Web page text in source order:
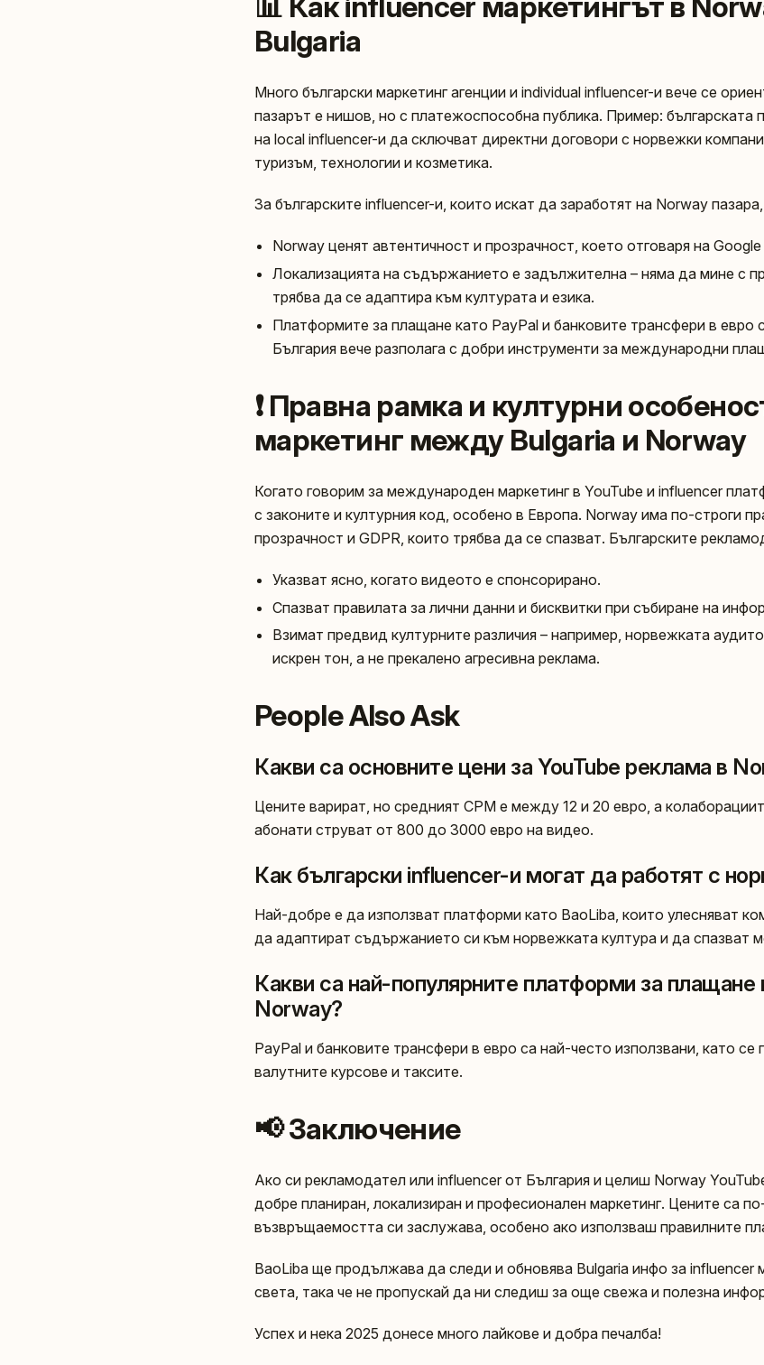
Bulgaria
Много български маркетинг агенции и individual influencer-и вече се
пазарът е нишов, но с платежоспособна публика. Пример: българската
на local influencer-и да сключват директни договори с норвежки
туризъм, технологии и козметика.
За българските influencer-и, които искат да заработят на Norway
Norway ценят автентичност и прозрачност, което отговаря на
Локализацията на съдържанието е задължителна – няма да мине с
трябва да се адаптира към културата и езика.
Платформите за плащане като PayPal и банковите трансфери в евро
България вече разполага с добри инструменти за международни
❗ Правна рамка и културни
маркетинг между Bulgaria и Norway
Когато говорим за международен маркетинг в YouTube и influencer
с законите и културния код, особено в Европа. Norway има по-строги
прозрачност и GDPR, които трябва да се спазват. Българските
Указват ясно, когато видеото е спонсорирано.
Спазват правилата за лични данни и бисквитки при събиране на
Взимат предвид културните различия – например, норвежката
искрен тон, а не прекалено агресивна реклама.
People Also Ask
Какви са основните цени за YouTube реклама в
Цените варират, но средният CPM е между 12 и 20 евро, а
абонати струват от 800 до 3000 евро на видео.
Как български influencer-и могат да работят с
Най-добре е да използват платформи като BaoLiba, които улесняват
да адаптират съдържанието си към норвежката култура и да спазват
Какви са най-популярните платформи за
Norway?
PayPal и банковите трансфери в евро са най-често използвани, като се
валутните курсове и таксите.
📢 Заключение
Ако си рекламодател или influencer от България и целиш Norway
добре планиран, локализиран и професионален маркетинг. Цените са
възвръщаемостта си заслужава, особено ако използваш правилните
BaoLiba ще продължава да следи и обновява Bulgaria инфо за influencer
света, така че не пропускай да ни следиш за още свежа и полезна
Успех и нека 2025 донесе много лайкове и добра печалба!